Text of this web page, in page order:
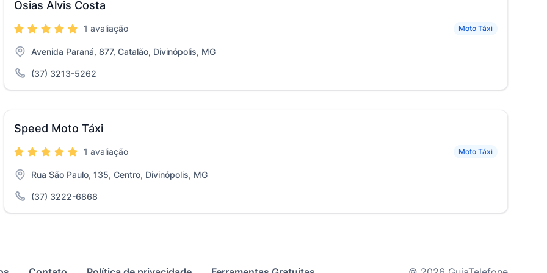
Osias Alvis Costa
Moto Táxi
1 avaliação
Avenida Paraná, 877, Catalão, Divinópolis, MG
(37) 3213-5262
Speed Moto Táxi
Moto Táxi
1 avaliação
Rua São Paulo, 135, Centro, Divinópolis, MG
(37) 3222-6868